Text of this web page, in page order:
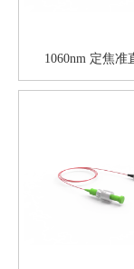
1060nm 定焦准